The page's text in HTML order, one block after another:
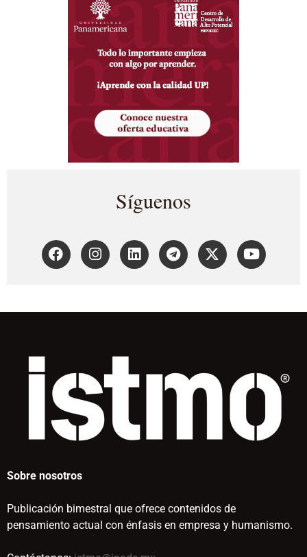
Síguenos
Sobre nosotros
Publicación bimestral que ofrece contenidos de
pensamiento actual con énfasis en empresa y humanismo.